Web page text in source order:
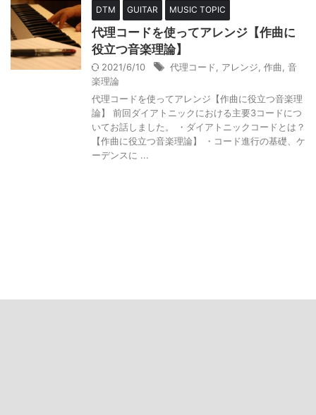
DTM GUITAR MUSIC TOPIC
代理コードを使ってアレンジ【作曲に
役立つ音楽理論】
2021/6/10 代理コード アレンジ 作曲 音
楽理論
代理コードを使ってアレンジ【作曲に役立つ音楽理
論】 前回ダイアトニックにおける主要3コードにつ
いてお話しました。 ・ダイアトニックコードとは？
【作曲に役立つ音楽理論】 ・コード進行の基礎、ケ
ーデンスに ...